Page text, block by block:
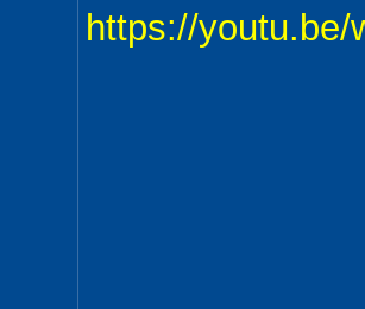
https://youtu.be/